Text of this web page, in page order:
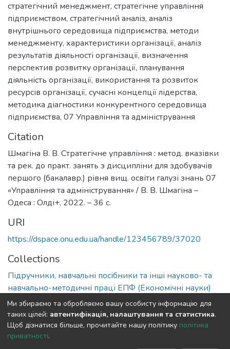
стратегічний менеджмент, стратегічне управління
підприємством, стратегічний аналіз, аналіз
внутрішнього середовища підприємства, методи
менеджменту, характеристики організації, аналіз
результатів діяльності організації, визначення
перспектив розвитку організації, планування
діяльність організації, використання та розвиток
ресурсів організації, сучасні концепції лідерства,
методика діагностики конкурентного середовища
підприємства, 07 Управління та адміністрування
Citation
Шмагіна В. В. Стратегічне управління : метод. вказівки
та рек. до практ. занять з дисципліни для здобувачів
першого (бакалавр.) рівня вищ. освіти галузі знань 07
«Управління та адміністрування» / В. В. Шмагіна –
Одеса : Олді+, 2022. – 36 с.
URI
https://dspace.onu.edu.ua/handle/123456789/37020
Collections
Підручники, навчальні посібники та інші науково- та
навчально-методичні праці ЕПФ (Економічні науки)
Full item page
Ми збираємо та обробляємо вашу особисту інформацію для
таких цілей: автентифікація, налаштування та статистика.
Щоб дізнатися більше, прочитайте нашу політику політика
приватності.